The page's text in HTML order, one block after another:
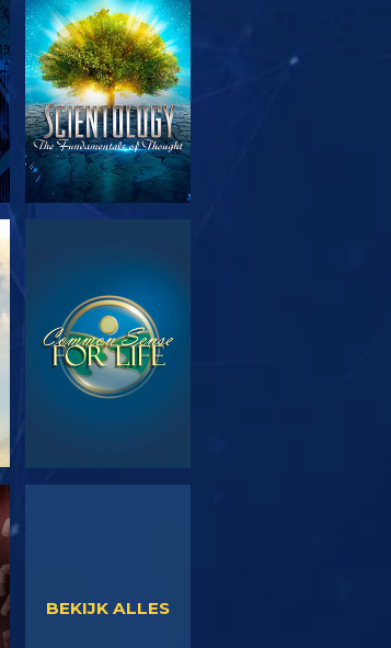
KIJK
BEKIJK ALLES